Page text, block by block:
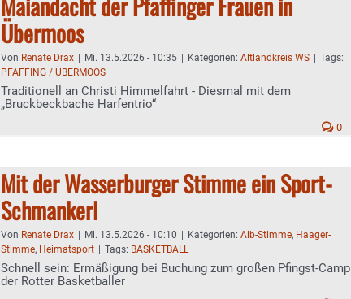
Übermoos
Von Renate Drax Mi. 13.5.2026 - 10:35 Kategorien: Altlandkreis WS
Tags:
PFAFFING / ÜBERMOOS
Traditionell an Christi Himmelfahrt - Diesmal mit dem
„Bruckbeckbache Harfentrio“
0
Mit der Wasserburger Stimme ein Sport-
Schmankerl
Von Renate Drax Mi. 13.5.2026 - 10:10 Kategorien: Aib-Stimme, Haager-
Stimme, Heimatsport Tags: BASKETBALL
Schnell sein: Ermäßigung bei Buchung zum großen Pfingst-Camp
der Rotter Basketballer